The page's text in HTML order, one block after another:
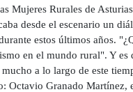
Mujeres Rurales de
desde el escenario un
estos últimos años.
en el mundo rural". Y
a lo largo de este
Octavio Granado Martínez,